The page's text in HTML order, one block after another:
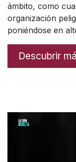
ámbito, como
organización
poniéndose en
Descubrir